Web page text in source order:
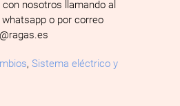
nosotros llamando al
o por correo
, Sistema eléctrico y